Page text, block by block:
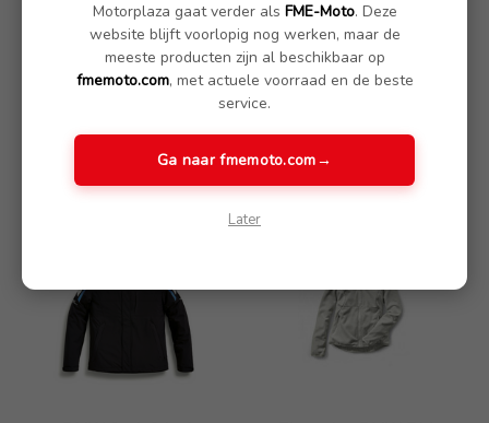
Softshelljack BMW GS
€ 164.00
BMW Jas Transformer -
€ 296.00
Motorplaza gaat verder als FME-Moto. Deze
website blijft voorlopig nog werken, maar de
meeste producten zijn al beschikbaar op
fmemoto.com, met actuele voorraad en de beste
service.
Ga naar fmemoto.com→
Later